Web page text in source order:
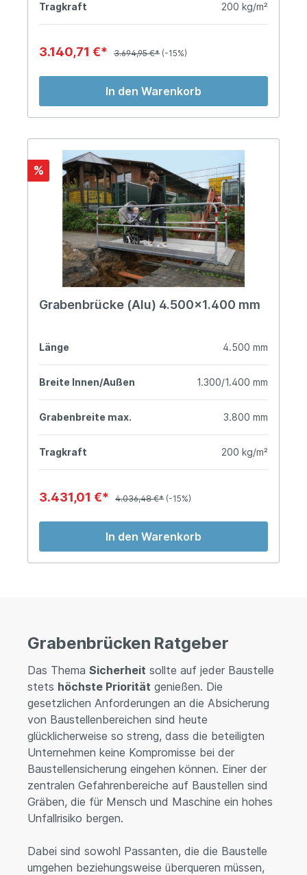
Tragkraft 200 kg/m²
3.140,71 €* 3.694,95 €* (-15%)
In den Warenkorb
%
Grabenbrücke (Alu) 4.500x1.400 mm
Länge 4.500 mm
Breite Innen/Außen 1.300/1.400 mm
Grabenbreite max. 3.800 mm
Tragkraft 200 kg/m²
3.431,01 €* 4.036,48 €* (-15%)
In den Warenkorb
Grabenbrücken Ratgeber
Das Thema Sicherheit sollte auf jeder Baustelle
stets höchste Priorität genießen. Die
gesetzlichen Anforderungen an die Absicherung
von Baustellenbereichen sind heute
glücklicherweise so streng, dass die beteiligten
Unternehmen keine Kompromisse bei der
Baustellensicherung eingehen können. Einer der
zentralen Gefahrenbereiche auf Baustellen sind
Gräben, die für Mensch und Maschine ein hohes
Unfallrisiko bergen.
Dabei sind sowohl Passanten, die die Baustelle
umgehen beziehungsweise überqueren müssen,